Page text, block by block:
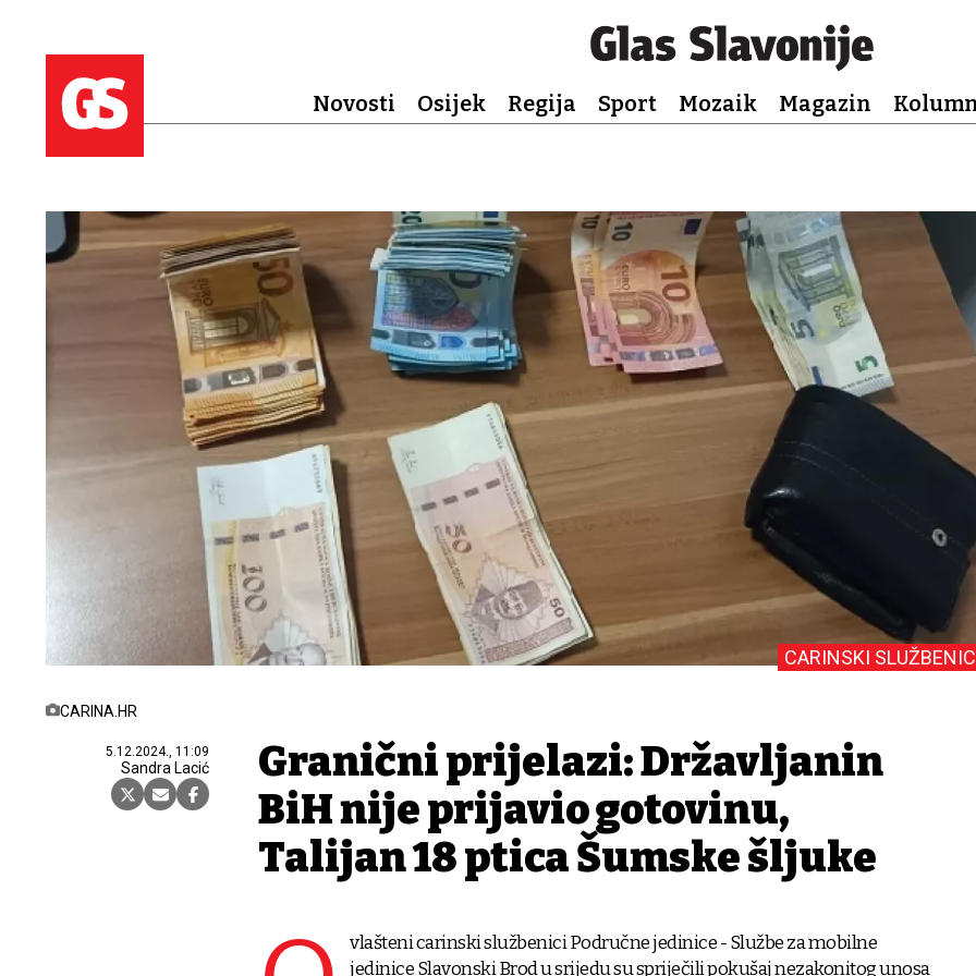
Novosti Osijek Regija Sport Mozaik Magazin
CARINA.HR
5.12.2024., 11:09
Sandra Lacić
CARINSKI
Granični prijelazi: Državljanin
BiH nije prijavio gotovinu,
Talijan 18 ptica Šumske šljuke
vlašteni carinski službenici Područne jedinice - Službe za mobilne
jedinice Slavonski Brod u srijedu su spriječili pokušaj nezakonitog unosa